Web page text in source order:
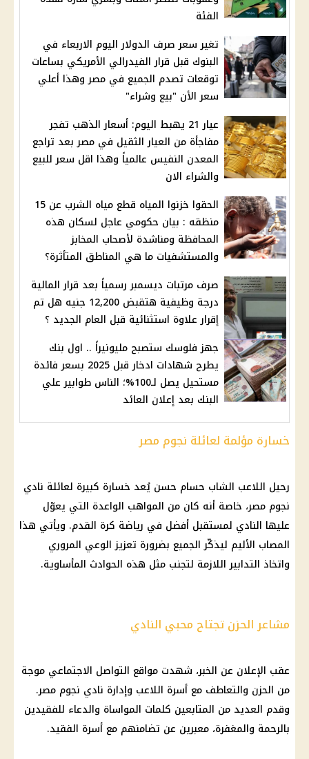
الفئة
تغير سعر صرف الدولار اليوم الاربعاء في
البنوك قبل قرار الفيدرالي الأمريكي بساعات
توقعات تصدم الجميع في مصر وهذا أعلي
سعر الأن "بيع وشراء"
عيار 21 يهبط اليوم: أسعار الذهب تفجر
مفاجأة من العيار الثقيل في مصر بعد تراجع
المعدن النفيس عالمياً وهذا اقل سعر للبيع
والشراء الان
الحقوا خزنوا المياه قطع مياه الشرب عن 15
منظقه : بيان حكومي عاجل لسكان هذه
المحافظة ومناشدة لأصحاب المخابز
والمستشفيات ما هي المناطق المتأثرة؟
صرف مرتبات ديسمبر رسمياً بعد قرار المالية
درجة وظيفية هتقبض 12,200 جنيه هل تم
إقرار علاوة استثنائية قبل العام الجديد ؟
جهز فلوسك ستصبح مليونيراً .. اول بنك
يطرح شهادات ادخار قبل 2025 بسعر فائدة
مستحيل يصل لـ100%؛ الناس طوابير علي
البنك بعد إعلان العائد
خسارة مؤلمة لعائلة نجوم مصر
رحيل اللاعب الشاب حسام حسن يُعد خسارة كبيرة لعائلة نادي
نجوم مصر، خاصة أنه كان من المواهب الواعدة التي يعوّل
عليها النادي لمستقبل أفضل في رياضة كرة القدم. ويأتي هذا
المصاب الأليم ليذكّر الجميع بضرورة تعزيز الوعي المروري
واتخاذ التدابير اللازمة لتجنب مثل هذه الحوادث المأساوية.
مشاعر الحزن تجتاح محبي النادي
عقب الإعلان عن الخبر، شهدت مواقع التواصل الاجتماعي موجة
من الحزن والتعاطف مع أسرة اللاعب وإدارة نادي نجوم مصر.
وقدم العديد من المتابعين كلمات المواساة والدعاء للفقيدين
بالرحمة والمغفرة، معبرين عن تضامنهم مع أسرة الفقيد.